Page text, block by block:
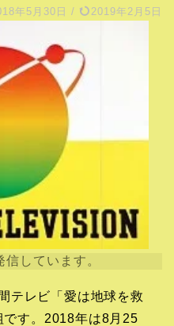
年5月30日 / 2019年2月5日
しています。
テレビ「愛は地球を救
です。2018年は8月25